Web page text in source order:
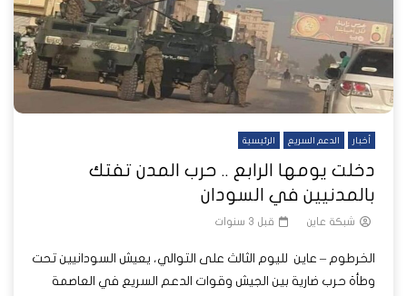
أخبار الدعم السريع الرئيسية
دخلت يومها الرابع .. حرب المدن تفتك
بالمدنيين في السودان
شبكة عاين قبل 3 سنوات
الخرطوم – عاين لليوم الثالث على التوالي، يعيش السودانيين تحت
وطأة حرب ضارية بين الجيش وقوات الدعم السريع في العاصمة